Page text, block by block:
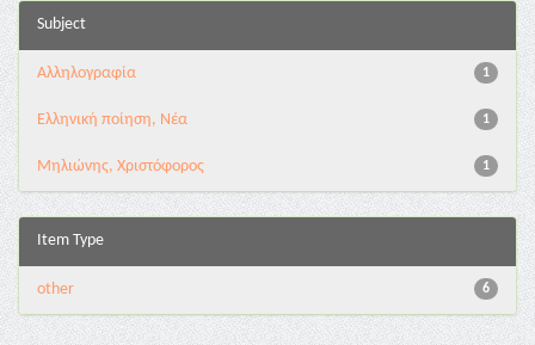
Subject
1
Αλληλογραφία
1
Ελληνική ποίηση, Νέα
1
Μηλιώνης, Χριστόφορος
Item Type
6
other